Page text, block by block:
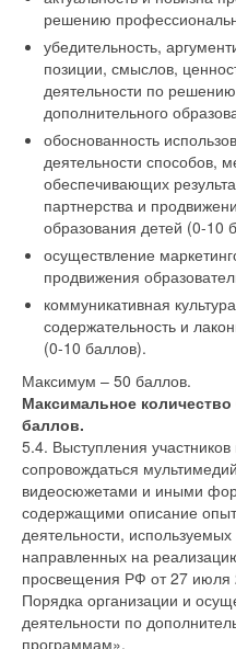
решению
убедительность,
позиции, смыслов,
деятельности по
дополнительного
обоснованность
деятельности способов,
обеспечивающих
партнерства и
образования детей (0-10
осуществление
продвижения
коммуникативная
содержательность и
(0-10 баллов).
Максимум – 50 баллов.
Максимальное
баллов.
5.4. Выступления
сопровождаться
видеосюжетами и иными
содержащими описание
деятельности,
направленных на
просвещения РФ от 27 июля
Порядка организации и
деятельности по
программам».